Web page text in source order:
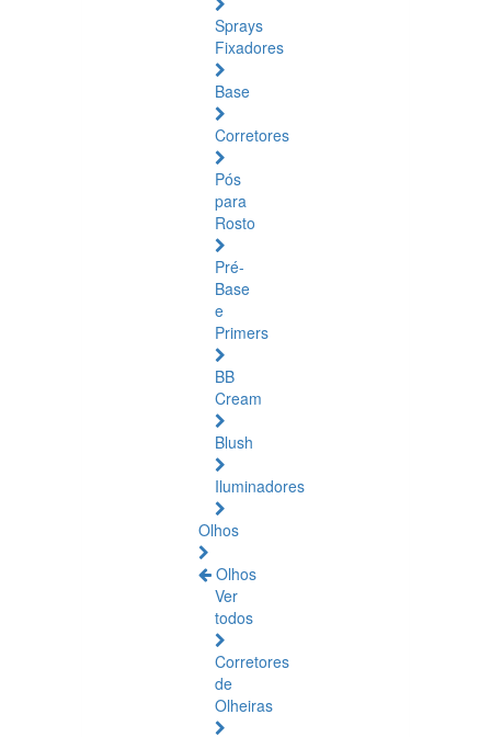
Sprays
Fixadores
Base
Corretores
Pós
para
Rosto
Pré-
Base
e
Primers
BB
Cream
Blush
Iluminadores
Olhos
Olhos
Ver
todos
Corretores
de
Olheiras